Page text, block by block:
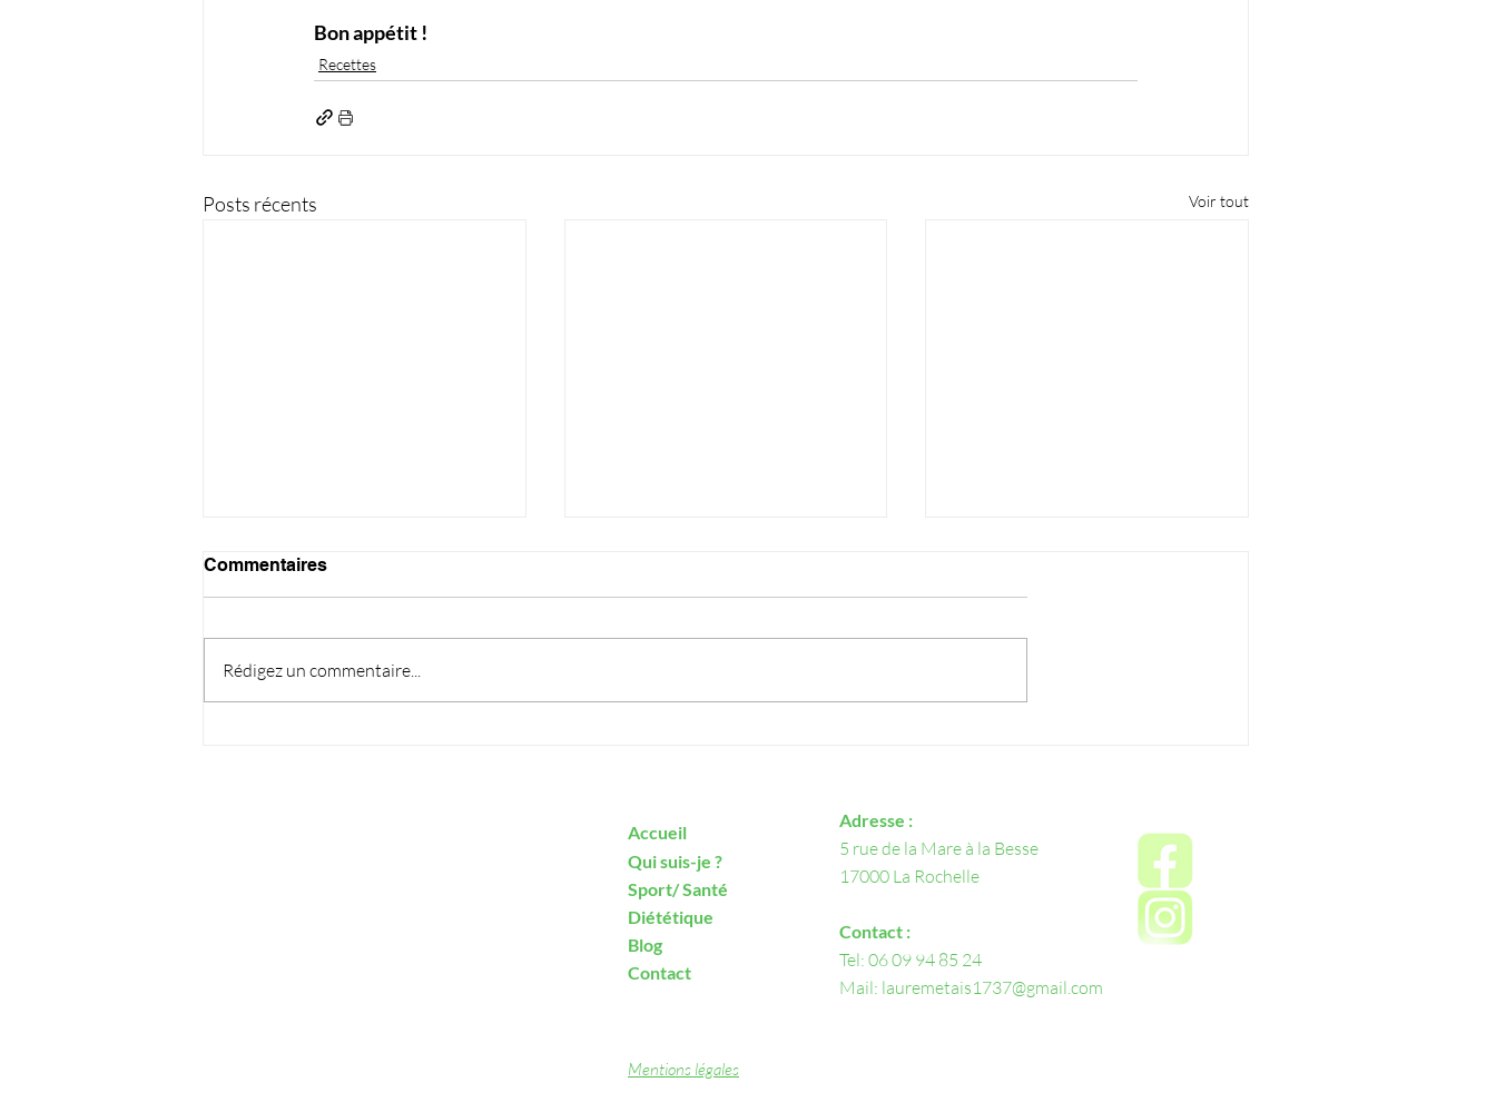
Bon appétit !
Recettes
Posts récents Voir tout
Commentaires
Rédigez un commentaire...
Accueil
Qui suis-je ?
Sport/ Santé
Diététique
Blog
Contact
Adresse :
5 rue de la Mare à la Besse
17000 La Rochelle
Contact :
Tel: 06 09 94 85 24
Mail: lauremetais1737@gmail.com
Mentions légales